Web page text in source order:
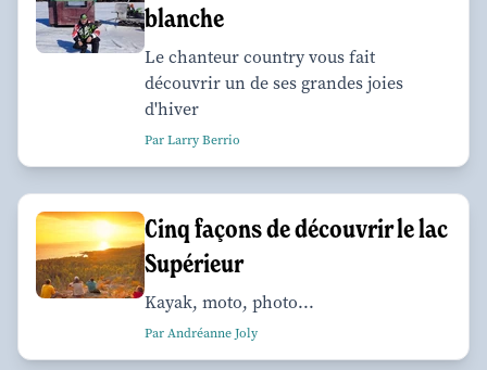
blanche
Le chanteur country vous fait
découvrir un de ses grandes joies
d'hiver
Par Larry Berrio
Cinq façons de découvrir le lac
Supérieur
Kayak, moto, photo...
Par Andréanne Joly